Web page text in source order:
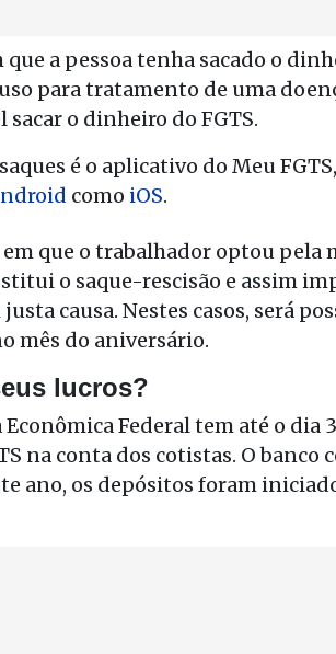
que a pessoa tenha sacado o
para tratamento de uma
sacar o dinheiro do FGTS.
é o aplicativo do Meu
como iOS.
em que o trabalhador optou
o saque-rescisão e assim
causa. Nestes casos, será
mês do aniversário.
lucros?
Federal tem até o dia
na conta dos cotistas. O banco
ano, os depósitos foram